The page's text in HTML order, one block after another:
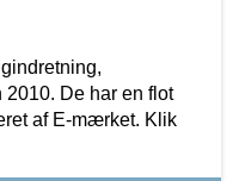
De har en flot
af E-mærket. Klik